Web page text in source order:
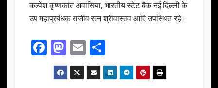
कल्पेश कृष्णकांत अवासिया, भारतीय स्टेट बैंक नई दिल्ली के
उप महाप्रबंधक राजीव रत्न श्रीवास्तव आदि उपस्थित रहे।
F
a
c
M
a
st
E
m
ail
h
ar